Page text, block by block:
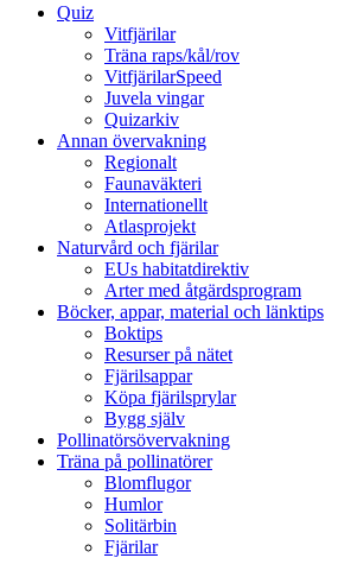
Quiz
Vitfjärilar
Träna raps/kål/rov
VitfjärilarSpeed
Juvela vingar
Quizarkiv
Annan övervakning
Regionalt
Faunaväkteri
Internationellt
Atlasprojekt
Naturvård och fjärilar
EUs habitatdirektiv
Arter med åtgärdsprogram
Böcker, appar, material och länktips
Boktips
Resurser på nätet
Fjärilsappar
Köpa fjärilsprylar
Bygg själv
Pollinatörsövervakning
Träna på pollinatörer
Blomflugor
Humlor
Solitärbin
Fjärilar